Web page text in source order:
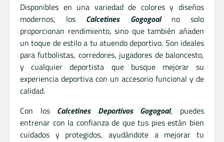
Disponibles en una variedad de colores y diseños
modernos, los Calcetines Gogogoalno solo
proporcionan rendimiento, sino que también añaden
un toque de estilo a tu atuendo deportivo. Son ideales
para futbolistas, corredores, jugadores de baloncesto,
y cualquier deportista que busque mejorar su
experiencia deportiva con un accesorio funcional y de
calidad.
Con los Calcetines Deportivos Gogogoal, puedes
entrenar con la confianza de que tus pies están bien
cuidados y protegidos, ayudándote a mejorar tu